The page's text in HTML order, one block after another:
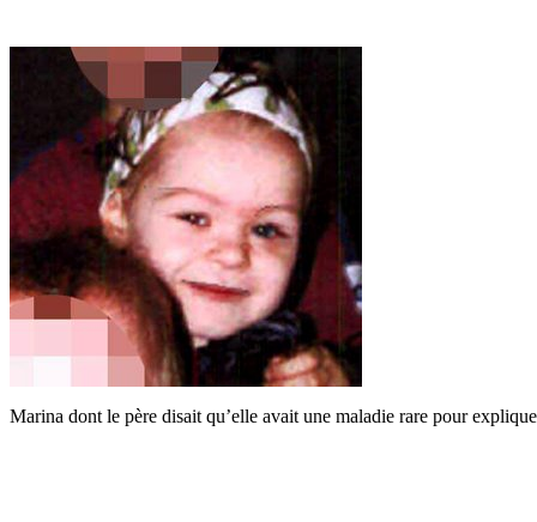
Marina dont le père disait qu’elle avait une maladie rare pour